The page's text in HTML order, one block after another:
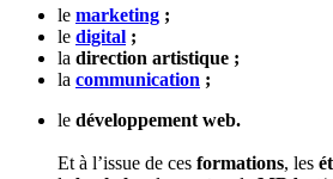
le marketing ;
le digital ;
la direction artistique ;
la communication ;
le développement web.
Et à l’issue de ces formations, les